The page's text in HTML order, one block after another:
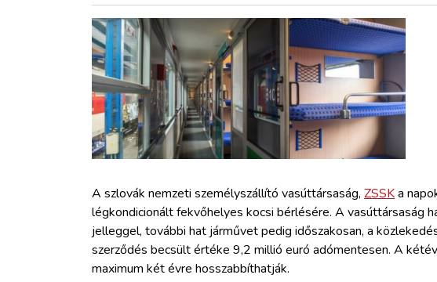
HAJÓZÁS
ARCHÍVUM
WEBSHOP
BELÉPÉS
A szlovák nemzeti személyszállító vasúttársaság, ZSSKa
légkondicionált fekvőhelyes kocsi bérlésére. A vasúttársaság
jelleggel, további hat járművet pedig időszakosan, a
szerződés becsült értéke 9,2 millió euró adómentesen. A
maximum két évre hosszabbíthatják.